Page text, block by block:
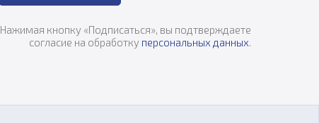
Нажимая кнопку «Подписаться», вы подтверждаете
согласие на обработку персональных данных.